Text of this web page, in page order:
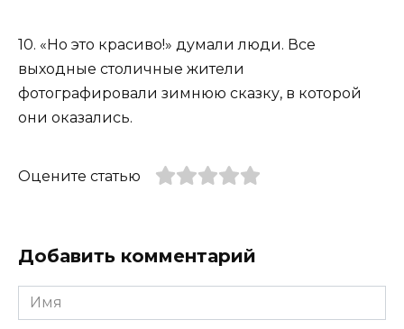
10. «Но это красиво!» думали люди. Все
выходные столичные жители
фотографировали зимнюю сказку, в которой
они оказались.
Оцените статью
Добавить комментарий
Имя
*